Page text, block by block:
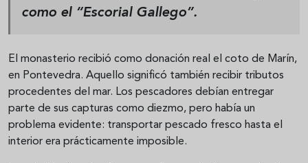
como el “Escorial Gallego”.
El monasterio recibió como donación real el coto de Marín,
en Pontevedra. Aquello significó también recibir tributos
procedentes del mar. Los pescadores debían entregar
parte de sus capturas como diezmo, pero había un
problema evidente: transportar pescado fresco hasta el
interior era prácticamente imposible.